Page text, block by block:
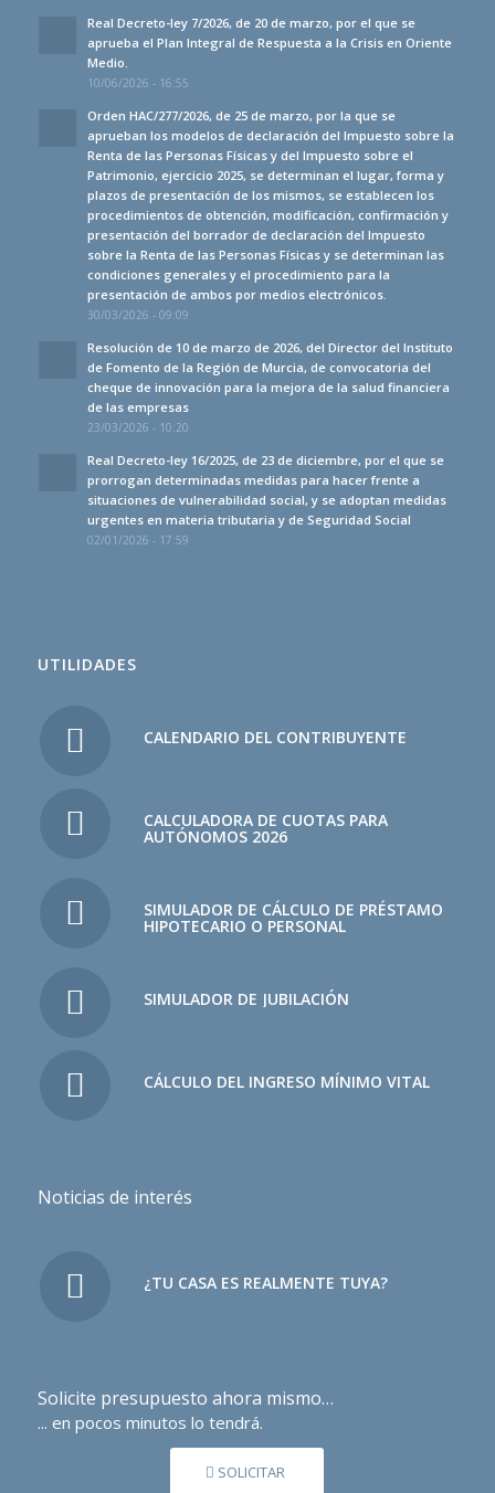
Real Decreto-ley 7/2026, de 20 de marzo, por el que se
aprueba el Plan Integral de Respuesta a la Crisis en Oriente
Medio.
10/06/2026 - 16:55
Orden HAC/277/2026, de 25 de marzo, por la que se
aprueban los modelos de declaración del Impuesto sobre la
Renta de las Personas Físicas y del Impuesto sobre el
Patrimonio, ejercicio 2025, se determinan el lugar, forma y
plazos de presentación de los mismos, se establecen los
procedimientos de obtención, modificación, confirmación y
presentación del borrador de declaración del Impuesto
sobre la Renta de las Personas Físicas y se determinan las
condiciones generales y el procedimiento para la
presentación de ambos por medios electrónicos.
30/03/2026 - 09:09
Resolución de 10 de marzo de 2026, del Director del Instituto
de Fomento de la Región de Murcia, de convocatoria del
cheque de innovación para la mejora de la salud financiera
de las empresas
23/03/2026 - 10:20
Real Decreto-ley 16/2025, de 23 de diciembre, por el que se
prorrogan determinadas medidas para hacer frente a
situaciones de vulnerabilidad social, y se adoptan medidas
urgentes en materia tributaria y de Seguridad Social
02/01/2026 - 17:59
UTILIDADES
CALENDARIO DEL CONTRIBUYENTE
CALCULADORA DE CUOTAS PARA
AUTÓNOMOS 2026
SIMULADOR DE CÁLCULO DE PRÉSTAMO
HIPOTECARIO O PERSONAL
SIMULADOR DE JUBILACIÓN
CÁLCULO DEL INGRESO MÍNIMO VITAL
Noticias de interés
¿TU CASA ES REALMENTE TUYA?
Solicite presupuesto ahora mismo…
... en pocos minutos lo tendrá.
SOLICITAR